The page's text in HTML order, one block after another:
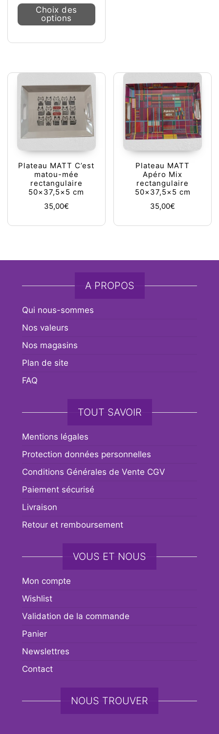
Choix des
options
Ce produit a plusieurs variations.
Plateau MATT C’est
matou-mée
rectangulaire
50×37,5×5 cm
35,00€
Plateau MATT
Apéro Mix
rectangulaire
50×37,5×5 cm
35,00€
A PROPOS
Qui nous-sommes
Nos valeurs
Nos magasins
Plan de site
FAQ
TOUT SAVOIR
Mentions légales
Protection données personnelles
Conditions Générales de Vente CGV
Paiement sécurisé
Livraison
Retour et remboursement
VOUS ET NOUS
Mon compte
Wishlist
Validation de la commande
Panier
Newslettres
Contact
NOUS TROUVER